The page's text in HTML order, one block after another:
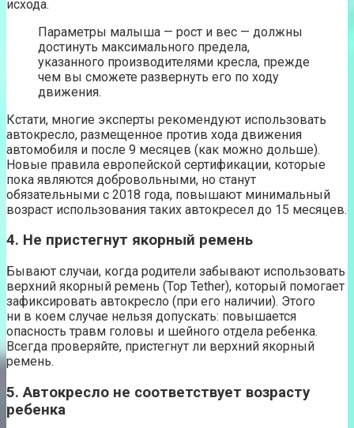
исхода.
Параметры малыша — рост и веc — должны
достинуть максимального предела,
указанного производителями кресла, прежде
чем вы сможете развернуть его по ходу
движения.
Кстати, многие эксперты рекомендуют использовать
автокресло, размещенное против хода движения
автомобиля и после 9 месяцев (как можно дольше).
Новые правила европейской сертификации, которые
пока являются добровольными, но станут
обязательными с 2018 года, повышают минимальный
возраст использования таких автокресел до 15 месяцев.
4. Не пристегнут якорный ремень
Бывают случаи, когда родители забывают использовать
верхний якорный ремень (Top Tether), который помогает
зафиксировать автокресло (при его наличии). Этого
ни в коем случае нельзя допускать: повышается
опасность травм головы и шейного отдела ребенка.
Всегда проверяйте, пристегнут ли верхний якорный
ремень.
5. Автокресло не соответствует возрасту
ребенка